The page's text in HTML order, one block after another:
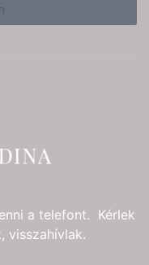
a telefont. Kérlek
visszahívlak.